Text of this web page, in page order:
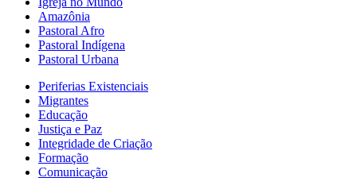
Amazônia
Pastoral Afro
Pastoral Indígena
Pastoral Urbana
Periferias Existenciais
Migrantes
Educação
Justiça e Paz
Integridade de Criação
Formação
Comunicação